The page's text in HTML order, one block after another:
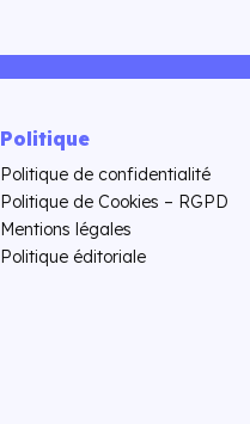
Politique
Politique de confidentialité
Politique de Cookies – RGPD
Mentions légales
Politique éditoriale